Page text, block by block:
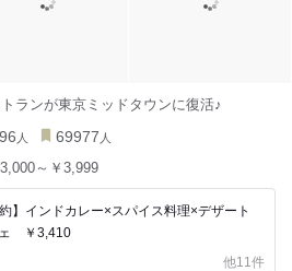
ランが東京ミッドタウンに復活♪
人 69977 人
3,000～￥3,999
約】インドカレー×スパイス料理×デザート
ェ ￥3,410
他11件